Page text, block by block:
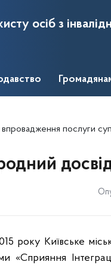
осіб з
послуги
Київське міське
«Сприяння